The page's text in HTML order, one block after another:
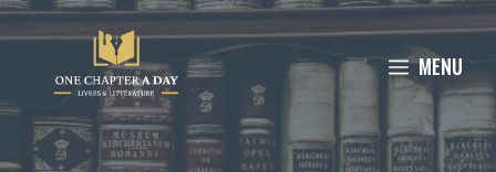
Aller
au
contenu
MENU